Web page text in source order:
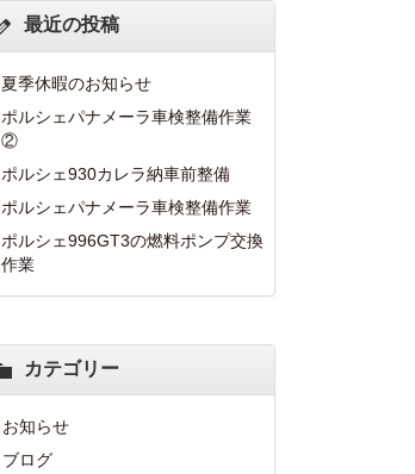
最近の投稿
夏季休暇のお知らせ
ポルシェパナメーラ車検整備作業
②
ポルシェ930カレラ納車前整備
ポルシェパナメーラ車検整備作業
ポルシェ996GT3の燃料ポンプ交換
作業
カテゴリー
お知らせ
ブログ